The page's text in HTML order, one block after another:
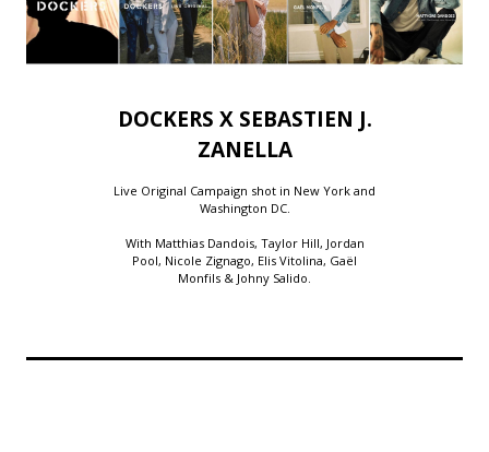
DOCKERS X SEBASTIEN J.
ZANELLA
Live Original Campaign shot in New York and
Washington DC.
With Matthias Dandois, Taylor Hill, Jordan
Pool, Nicole Zignago, Elis Vitolina, Gaël
Monfils & Johny Salido.